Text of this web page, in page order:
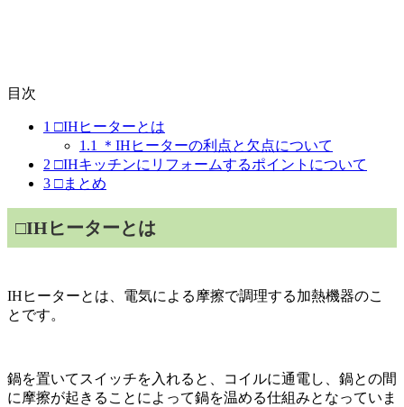
目次
1 □IHヒーターとは
1.1
＊IHヒーターの利点と欠点について
2 □IHキッチンにリフォームするポイントについて
3 □まとめ
□IHヒーターとは
IHヒーターとは、電気による摩擦で調理する加熱機器のこ
とです。
鍋を置いてスイッチを入れると、コイルに通電し、鍋との間
に摩擦が起きることによって鍋を温める仕組みとなっていま